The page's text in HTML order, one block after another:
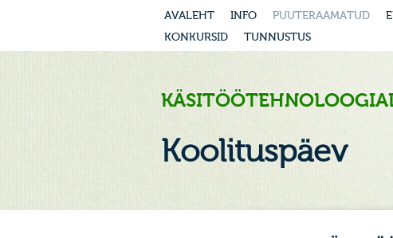
AVALEHT INFO PUUTERAAMATUD
KONKURSID
TUNNUSTUS
Koolituspäev